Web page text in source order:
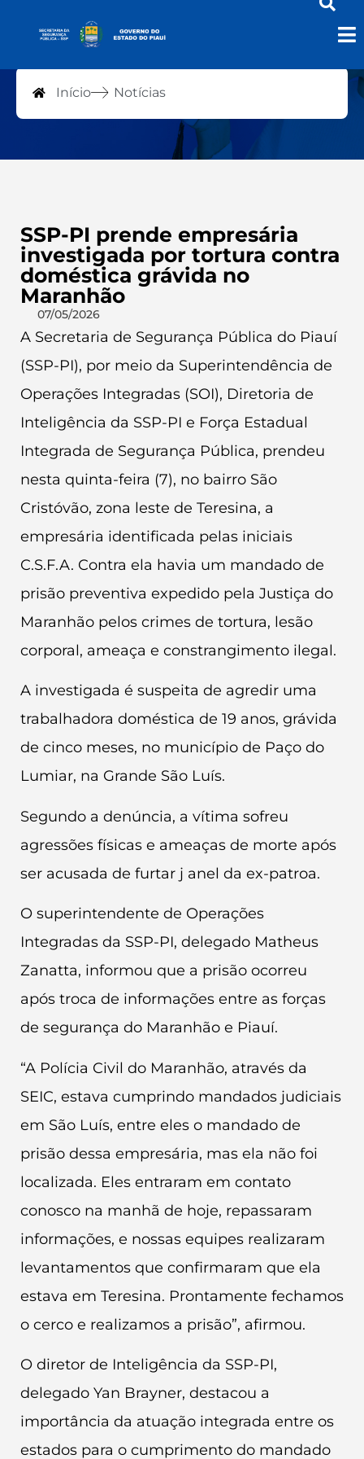
Notícias
Início Notícias
SSP-PI prende empresária
investigada por tortura contra
doméstica grávida no
Maranhão
07/05/2026
A Secretaria de Segurança Pública do Piauí
(SSP-PI), por meio da Superintendência de
Operações Integradas (SOI), Diretoria de
Inteligência da SSP-PI e Força Estadual
Integrada de Segurança Pública, prendeu
nesta quinta-feira (7), no bairro São
Cristóvão, zona leste de Teresina, a
empresária identificada pelas iniciais
C.S.F.A. Contra ela havia um mandado de
prisão preventiva expedido pela Justiça do
Maranhão pelos crimes de tortura, lesão
corporal, ameaça e constrangimento ilegal.
A investigada é suspeita de agredir uma
trabalhadora doméstica de 19 anos, grávida
de cinco meses, no município de Paço do
Lumiar, na Grande São Luís.
Segundo a denúncia, a vítima sofreu
agressões físicas e ameaças de morte após
ser acusada de furtar j anel da ex-patroa.
O superintendente de Operações
Integradas da SSP-PI, delegado Matheus
Zanatta, informou que a prisão ocorreu
após troca de informações entre as forças
de segurança do Maranhão e Piauí.
“A Polícia Civil do Maranhão, através da
SEIC, estava cumprindo mandados judiciais
em São Luís, entre eles o mandado de
prisão dessa empresária, mas ela não foi
localizada. Eles entraram em contato
conosco na manhã de hoje, repassaram
informações, e nossas equipes realizaram
levantamentos que confirmaram que ela
estava em Teresina. Prontamente fechamos
o cerco e realizamos a prisão”, afirmou.
O diretor de Inteligência da SSP-PI,
delegado Yan Brayner, destacou a
importância da atuação integrada entre os
estados para o cumprimento do mandado